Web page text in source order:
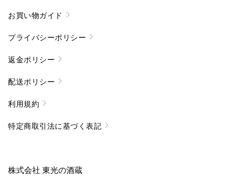
お買い物ガイド
プライバシーポリシー
返金ポリシー
配送ポリシー
利用規約
特定商取引法に基づく表記
株式会社 東光の酒蔵